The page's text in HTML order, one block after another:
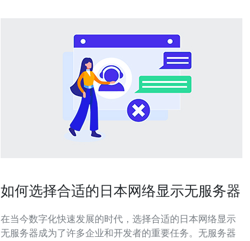
如何选择合适的日本网络显示无服务器
在当今数字化快速发展的时代，选择合适的日本网络显示
无服务器成为了许多企业和开发者的重要任务。无服务器